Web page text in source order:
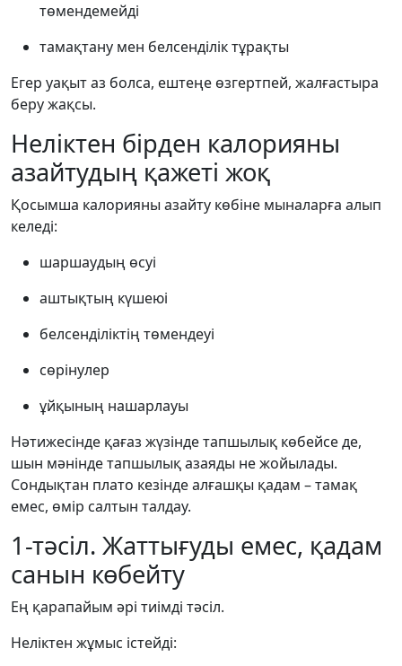
төмендемейді
тамақтану мен белсенділік тұрақты
Егер уақыт аз болса, ештеңе өзгертпей, жалғастыра
беру жақсы.
Неліктен бірден калорияны
азайтудың қажеті жоқ
Қосымша калорияны азайту көбіне мыналарға алып
келеді:
шаршаудың өсуі
аштықтың күшеюі
белсенділіктің төмендеуі
сөрінулер
ұйқының нашарлауы
Нәтижесінде қағаз жүзінде тапшылық көбейсе де,
шын мәнінде тапшылық азаяды не жойылады.
Сондықтан плато кезінде алғашқы қадам – тамақ
емес, өмір салтын талдау.
1-тәсіл. Жаттығуды емес, қадам
санын көбейту
Ең қарапайым әрі тиімді тәсіл.
Неліктен жұмыс істейді: